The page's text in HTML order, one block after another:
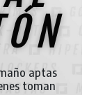
aptas
toman